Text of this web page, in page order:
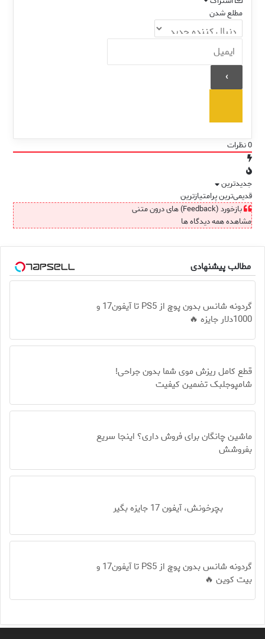
مطلع شدن
0نظرات
جدیدترین
قدیمی‌ترینپرامتیازترین
بازخورد (Feedback) های درون متنی
مشاهده همه دیدگاه ها
مطالب پیشنهادی
گردونه شانس بدون پوچ از PS5 تا آیفون17 و
1000دلار جایزه 🔥
قطع کامل ریزش موی شما بدون جراحی!
شامپوجلبک تضمین کیفیت
ماشین چانگان برای فروش داری؟ اینجا سریع
بفروشش
بچرخونش، آیفون 17 جایزه بگیر
گردونه شانس بدون پوچ از PS5 تا آیفون17 و
بیت کوین 🔥